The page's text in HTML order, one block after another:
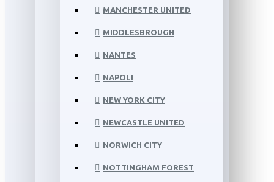
MANCHESTER UNITED
MIDDLESBROUGH
NANTES
NAPOLI
NEW YORK CITY
NEWCASTLE UNITED
NORWICH CITY
NOTTINGHAM FOREST